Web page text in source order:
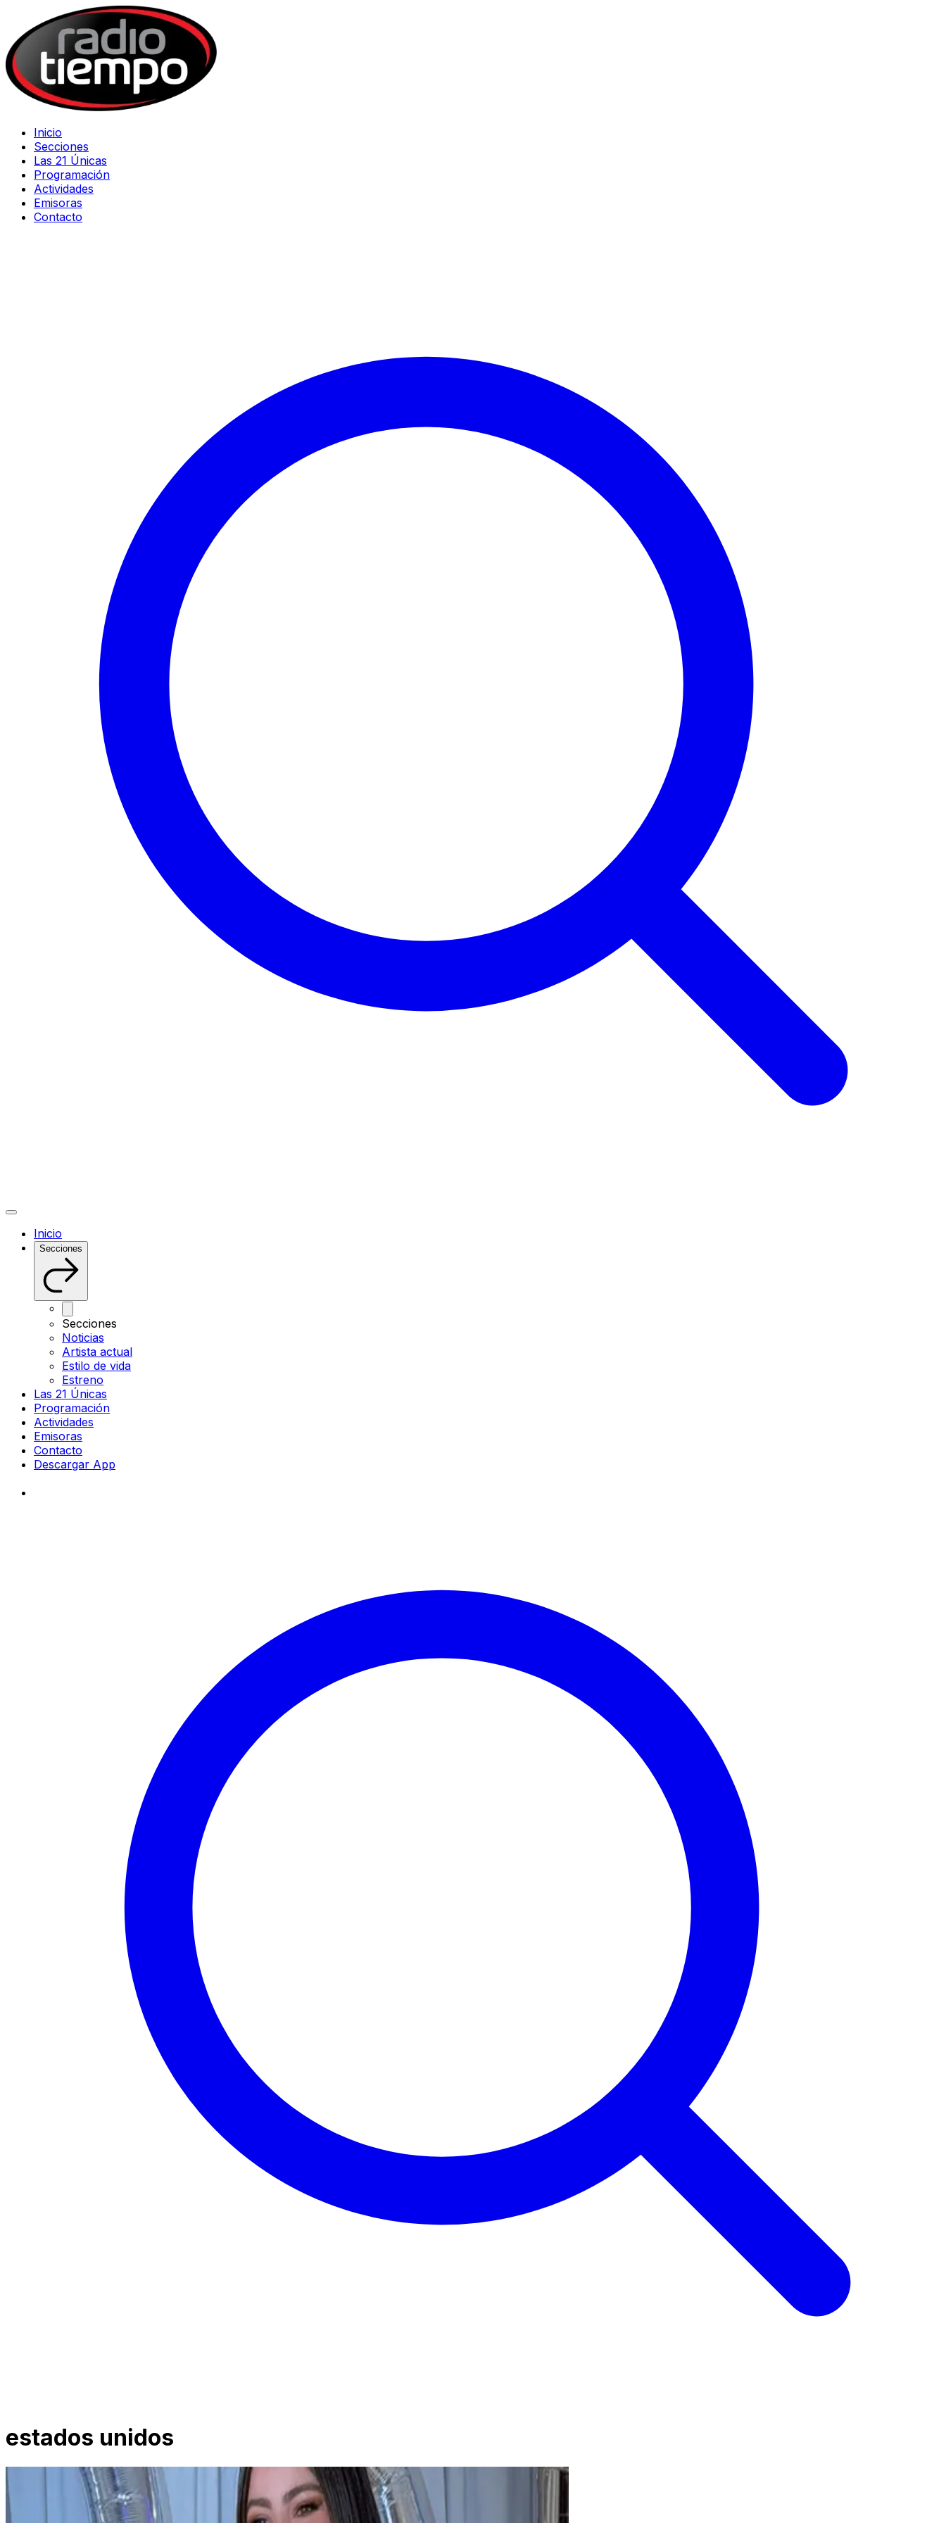
Inicio
Secciones
Las 21 Únicas
Programación
Actividades
Emisoras
Contacto
Inicio
Secciones
Secciones
Noticias
Artista actual
Estilo de vida
Estreno
Las 21 Únicas
Programación
Actividades
Emisoras
Contacto
Descargar App
estados unidos